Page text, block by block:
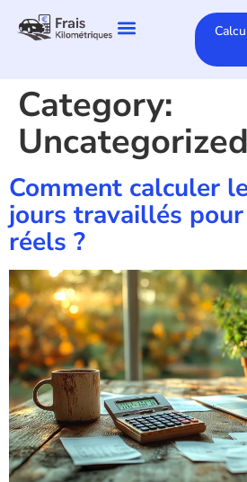
Category:
Uncategorized
Comment calculer
jours travaillés
réels ?